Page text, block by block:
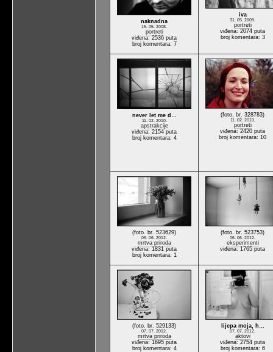
naknadna
15. 05. 2008.
portreti
viđena: 2536 puta
broj komentara: 7
iva
31. 05. 2009.
portreti
viđena: 2074 puta
broj komentara: 3
never let me d…
11. 02. 2010.
apstrakcije
viđena: 2154 puta
broj komentara: 4
(foto. br. 328783)
11. 02. 2010.
portreti
viđena: 2420 puta
broj komentara: 10
(foto. br. 523629)
05. 06. 2012.
mrtva priroda
viđena: 1831 puta
broj komentara: 1
(foto. br. 523753)
06. 06. 2012.
eksperimenti
viđena: 1765 puta
(foto. br. 529133)
07. 07. 2012.
mrtva priroda
viđena: 1695 puta
broj komentara: 4
lijepa moja, h…
07. 07. 2012.
aktovi
viđena: 2754 puta
broj komentara: 6